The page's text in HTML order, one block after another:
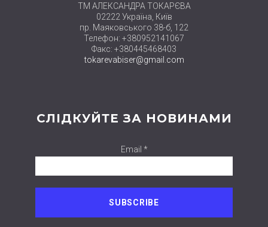
ТМ АЛЕКСАНДРА ТОКАРЄВА
02222 Україна, Київ
пр. Маяковського 38-б, 122
Телефон: +380952141067
Факс: +380445468403
tokarevabiser@gmail.com
СЛІДКУЙТЕ ЗА НОВИНАМИ
Email *